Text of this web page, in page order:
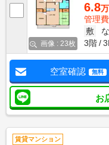
画像 : 23枚
6.8
管理
敷
3階
空室確認 無料
お
賃貸マンション